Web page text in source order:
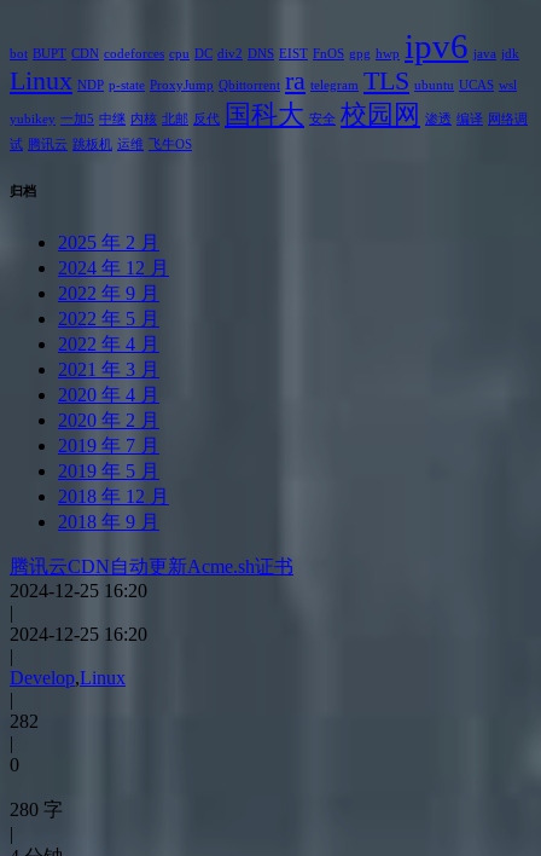
bot BUPT CDN codeforces cpu DC div2 DNS EIST FnOS gpg hwp ipv6 java jdk
Linux NDP p-state ProxyJump Qbittorrent ra telegram TLS ubuntu UCAS wsl
yubikey 一加5 中继 内核 北邮 反代 国科大 安全 校园网 渗透 编译 网络调
试 腾讯云 跳板机 运维 飞牛OS
归档
2025 年 2 月
2024 年 12 月
2022 年 9 月
2022 年 5 月
2022 年 4 月
2021 年 3 月
2020 年 4 月
2020 年 2 月
2019 年 7 月
2019 年 5 月
2018 年 12 月
2018 年 9 月
腾讯云CDN自动更新Acme.sh证书
2024-12-25 16:20
|
2024-12-25 16:20
|
Develop,Linux
|
282
|
0
280 字
|